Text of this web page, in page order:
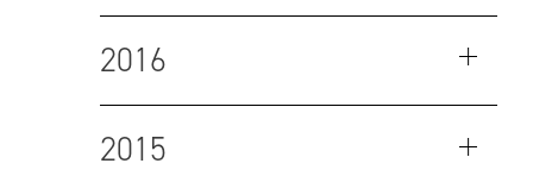
2016
2015